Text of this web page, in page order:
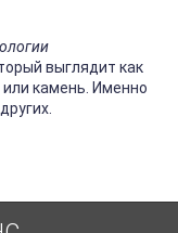
выглядит как
камень. Именно